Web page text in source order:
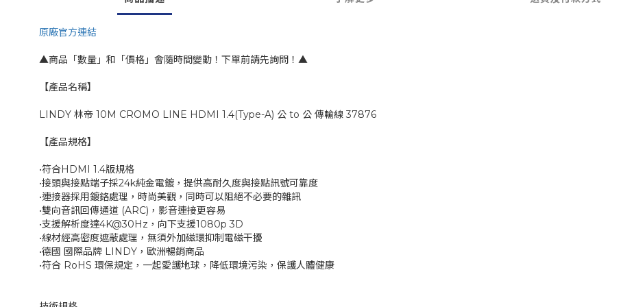
原廠官方連結
▲商品「數量」和「價格」會隨時間變動！下單前請先詢問！▲
【產品名稱】
LINDY 林帝 10M CROMO LINE HDMI 1.4(Type-A) 公 to 公 傳輸線 37876
【產品規格】
•符合HDMI 1.4版規格
•接頭與接點端子採24k純金電鍍，提供高耐久度與接點訊號可靠度
•連接器採用鍍鉻處理，時尚美觀，同時可以阻絕不必要的雜訊
•雙向音訊回傳通道 (ARC)，影音連接更容易
•支援解析度達4K@30Hz，向下支援1080p 3D
•線材經高密度遮蔽處理，無須外加磁環抑制電磁干擾
•德國 國際品牌 LINDY，歐洲暢銷商品
•符合 RoHS 環保規定，一起愛護地球，降低環境污染，保護人體健康